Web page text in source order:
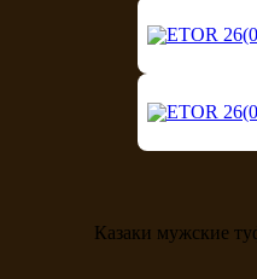
Казаки мужские